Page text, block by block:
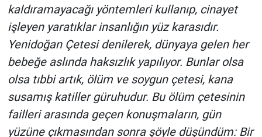
kaldıramayacağı yöntemleri kullanıp, cinayet
işleyen yaratıklar insanlığın yüz karasıdır.
Yenidoğan Çetesi denilerek, dünyaya gelen her
bebeğe aslında haksızlık yapılıyor. Bunlar olsa
olsa tıbbi artık, ölüm ve soygun çetesi, kana
susamış katiller güruhudur. Bu ölüm çetesinin
failleri arasında geçen konuşmaların, gün
yüzüne çıkmasından sonra şöyle düşündüm: Bir